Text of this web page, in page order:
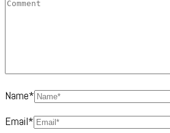
Name*
Email*